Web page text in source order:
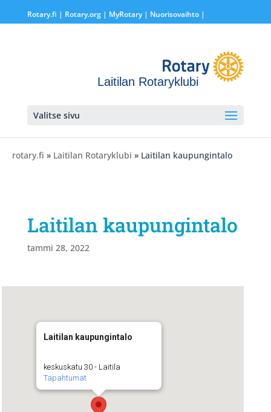
Rotary.fi | Rotary.org| MyRotary | Nuorisovaihto|
Laitilan Rotaryklubi
Valitse sivu
rotary.fi » Laitilan Rotaryklubi » Laitilan kaupungintalo
Laitilan kaupungintalo
tammi 28, 2022
Laitilan kaupungintalo
keskuskatu 30 - Laitila
Tapahtumat